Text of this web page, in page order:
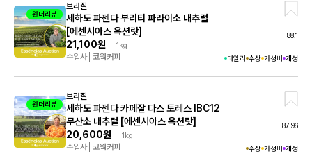
원더리뷰
브라질
세하도 파젠다 부리티 파라이소 내추럴
[에센시아스 옥션랏]
21,100원
1kg
수입사 코웍커피
88.1
데일리 수상 가성비 개성
원더리뷰
브라질
세하도 파젠다 카페잘 다스 토레스 IBC12
무산소 내추럴 [에센시아스 옥션랏]
20,600원
1kg
수입사 코웍커피
87.96
수상 가성비 개성